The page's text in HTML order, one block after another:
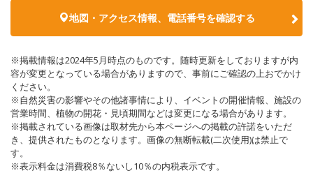
地図・アクセス情報、電話番号を確認する
※掲載情報は2024年5月時点のものです。随時更新をしておりますが内
容が変更となっている場合がありますので、事前にご確認の上おでかけ
ください。
※自然災害の影響やその他諸事情により、イベントの開催情報、施設の
営業時間、植物の開花・見頃期間などは変更になる場合があります。
※掲載されている画像は取材先から本ページへの掲載の許諾をいただ
き、提供されたものとなります。画像の無断転載(二次使用)は禁止で
す。
※表示料金は消費税8％ないし10％の内税表示です。